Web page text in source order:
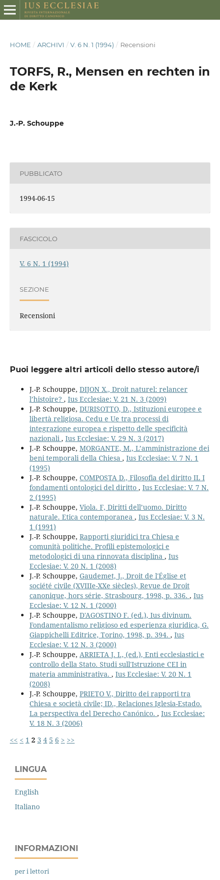
HOME / ARCHIVI / V. 6 N. 1 (1994) / Recensioni
TORFS, R., Mensen en rechten in
de Kerk
J.-P. Schouppe
PUBBLICATO
1994-06-15
FASCICOLO
V. 6 N. 1 (1994)
SEZIONE
Recensioni
Puoi leggere altri articoli dello stesso autore/i
J.-P. Schouppe, DIJON X., Droit naturel: relancer
l’histoire? , Ius Ecclesiae: V. 21 N. 3 (2009)
J.-P. Schouppe, DURISOTTO, D., Istituzioni europee e
libertà religiosa. Cedu e Ue tra processi di
integrazione europea e rispetto delle specificità
nazionali, Ius Ecclesiae: V. 29 N. 3 (2017)
J.-P. Schouppe, MORGANTE, M., L’amministrazione dei
beni temporali della Chiesa , Ius Ecclesiae: V. 7 N. 1
(1995)
J.-P. Schouppe, COMPOSTA D., Filosofia del diritto IL I
fondamenti ontologici del diritto , Ius Ecclesiae: V. 7 N.
2 (1995)
J.-P. Schouppe, Viola. F, Diritti dell’uomo. Diritto
naturale. Etica contemporanea , Ius Ecclesiae: V. 3 N.
1 (1991)
J.-P. Schouppe, Rapporti giuridici tra Chiesa e
comunità politiche. Profili epistemologici e
metodologici di una rinnovata disciplina , Ius
Ecclesiae: V. 20 N. 1 (2008)
J.-P. Schouppe, Gaudemet, J., Droit de l'Église et
société civile (XVIIIe-XXe siècles), Revue de Droit
canonique, hors série, Strasbourg, 1998, p. 336. , Ius
Ecclesiae: V. 12 N. 1 (2000)
J.-P. Schouppe, D'AGOSTINO F. (ed.), Ius divinum.
Fondamentalismo religioso ed esperienza giuridica, G.
Giappichelli Editrice, Torino, 1998, p. 394. , Ius
Ecclesiae: V. 12 N. 3 (2000)
J.-P. Schouppe, ARRIETA J. I., (ed.), Enti ecclesiastici e
controllo della Stato. Studi sull'Istruzione CEI in
materia amministrativa. , Ius Ecclesiae: V. 20 N. 1
(2008)
J.-P. Schouppe, PRIETO V., Diritto dei rapporti tra
Chiesa e società civile; ID., Relaciones Iglesia-Estado.
La perspectiva del Derecho Canónico. , Ius Ecclesiae:
V. 18 N. 3 (2006)
<< < 1 2 3 4 5 6 > >>
LINGUA
English
Italiano
INFORMAZIONI
per i lettori